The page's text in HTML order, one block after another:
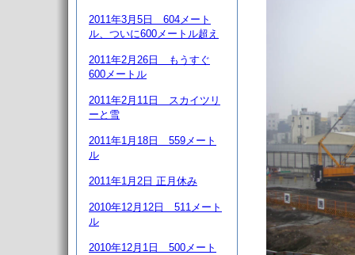
2011年3月5日 604メート
ル、ついに600メートル超え
2011年2月26日 もうすぐ
600メートル
2011年2月11日 スカイツリ
ーと雪
2011年1月18日 559メート
ル
2011年1月2日 正月休み
2010年12月12日 511メート
ル
2010年12月1日 500メート